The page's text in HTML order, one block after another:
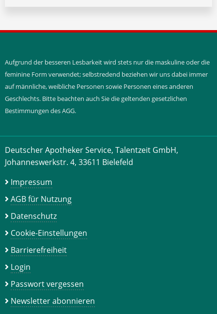
Aufgrund der besseren Lesbarkeit wird stets nur die maskuline oder die
feminine Form verwendet; selbstredend beziehen wir uns dabei immer
auf männliche, weibliche Personen sowie Personen eines anderen
Geschlechts. Bitte beachten auch Sie die geltenden gesetzlichen
Bestimmungen des AGG.
Deutscher Apotheker Service, Talentzeit GmbH,
Johanneswerkstr. 4, 33611 Bielefeld
Impressum
AGB für Nutzung
Datenschutz
Cookie-Einstellungen
Barrierefreiheit
Login
Passwort vergessen
Newsletter abonnieren